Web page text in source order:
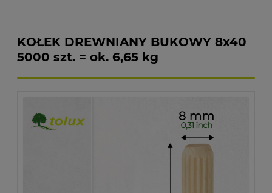
KOŁEK DREWNIANY BUKOWY 8x40
5000 szt. = ok. 6,65 kg